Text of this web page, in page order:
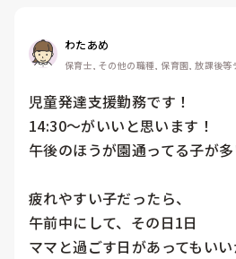
わたあめ
保育士, その他の職種, 保育園, 放課後
児童発達支援勤務です！
14:30〜がいいと思います！
午後のほうが園通ってる子が多
疲れやすい子だったら、
午前中にして、その日1日
ママと過ごす日があってもい